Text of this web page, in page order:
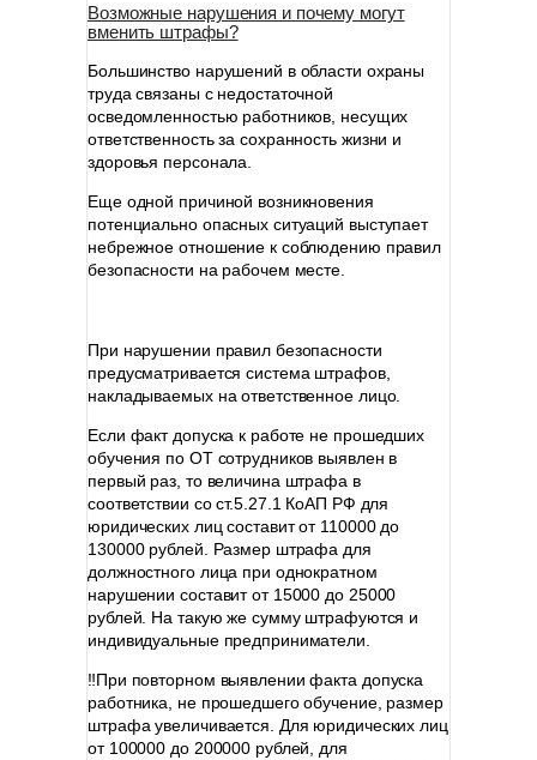
Возможные нарушения и почему могут
вменить штрафы?
Большинство нарушений в области охраны
труда связаны с недостаточной
осведомленностью работников, несущих
ответственность за сохранность жизни и
здоровья персонала.
Еще одной причиной возникновения
потенциально опасных ситуаций выступает
небрежное отношение к соблюдению правил
безопасности на рабочем месте.
При нарушении правил безопасности
предусматривается система штрафов,
накладываемых на ответственное лицо.
Если факт допуска к работе не прошедших
обучения по ОТ сотрудников выявлен в
первый раз, то величина штрафа в
соответствии со ст.5.27.1 КоАП РФ для
юридических лиц составит от 110000 до
130000 рублей. Размер штрафа для
должностного лица при однократном
нарушении составит от 15000 до 25000
рублей. На такую же сумму штрафуются и
индивидуальные предприниматели.
‼При повторном выявлении факта допуска
работника, не прошедшего обучение, размер
штрафа увеличивается. Для юридических лиц
от 100000 до 200000 рублей, для